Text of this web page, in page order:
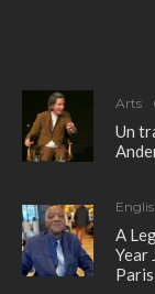
Arts
Un
A
Year
Paris